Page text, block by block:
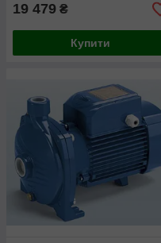
19 479 ₴
Купити